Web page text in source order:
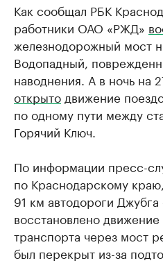
Как сообщал РБК
работники ОАО «РЖД»
железнодорожный мост
Водопадный,
наводнения. А в ночь на
открыто движение
по одному пути между
Горячий Ключ.
По информации пресс-
по Краснодарскому
91 км автодороги
восстановлено движение
транспорта через мост
был перекрыт из-за